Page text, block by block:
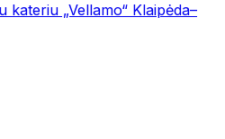
kateriu „Vellamo“ Klaipėda–